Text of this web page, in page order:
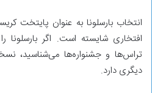
افتخاری شایسته است. اگر بارسلونا
تراس‌ها و جشنواره‌ها می‌شناسید،
دیگری دارد.